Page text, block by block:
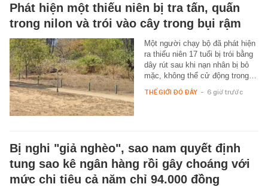
Phát hiện một thiếu niên bị tra tấn, quấn
trong nilon và trói vào cây trong bụi rậm
Một người chạy bộ đã phát hiện
ra thiếu niên 17 tuổi bị trói bằng
dây rút sau khi nạn nhân bị bỏ
mặc, không thể cử động trong…
THẾ GIỚI ĐÓ ĐÂY - 6 giờ trước
Bị nghi "giả nghèo", sao nam quyết định
tung sao kê ngân hàng rồi gây choáng với
mức chi tiêu cả năm chỉ 94.000 đồng